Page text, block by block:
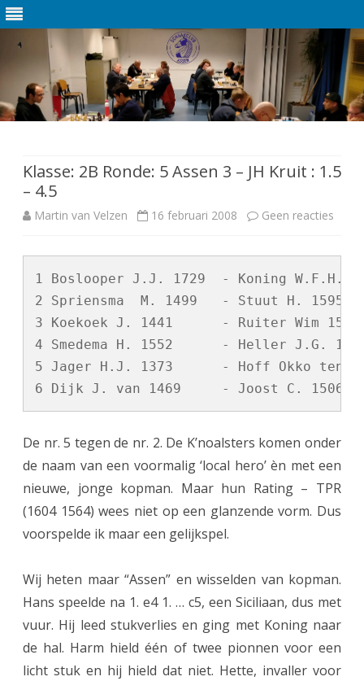
de
inhoud
Klasse: 2B Ronde: 5 Assen 3 – JH Kruit : 1.5
– 4.5
Martin van Velzen 16 februari 2008 Geen reacties
K
l
a
s
e
:
2
n
e
:
1 Boslooper J.J. 1729  - Koning W.F.H.
2 Spriensma  M. 1499   - Stuut H.
3 Koekoek J. 1441      - Ruiter Wim
4 Smedema H. 1552      - Heller J.G.
5 Jager H.J. 1373      - Hoff Okko ten
De nr. 5 tegen de nr. 2. De K’noalsters komen onder
de naam van een voormalig ‘local hero’ èn met een
nieuwe, jonge kopman. Maar hun Rating – TPR
(1604 1564) wees niet op een glanzende vorm. Dus
voorspelde ik maar een gelijkspel.
Wij heten maar “Assen” en wisselden van kopman.
Hans speelde na 1. e4 1. … c5, een Siciliaan, dus met
vuur. Hij leed stukverlies en ging met Koning naar
de hal. Harm hield één of twee pionnen voor een
licht stuk en hij hield dat niet. Hette, invaller voor